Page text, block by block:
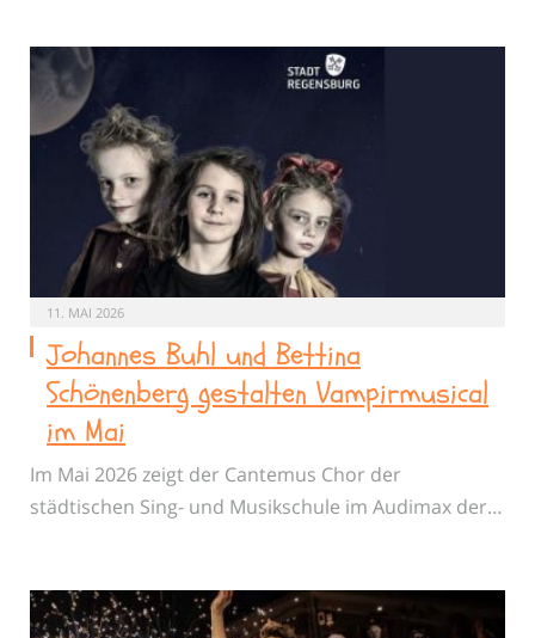
11. MAI 2026
Johannes Buhl und Bettina
Schönenberg gestalten Vampirmusical
im Mai
Im Mai 2026 zeigt der Cantemus Chor der
städtischen Sing- und Musikschule im Audimax der…